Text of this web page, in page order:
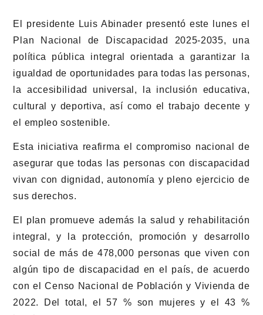
El presidente Luis Abinader presentó este lunes el
Plan Nacional de Discapacidad 2025-2035, una
política pública integral orientada a garantizar la
igualdad de oportunidades para todas las personas,
la accesibilidad universal, la inclusión educativa,
cultural y deportiva, así como el trabajo decente y
el empleo sostenible.
Esta iniciativa reafirma el compromiso nacional de
asegurar que todas las personas con discapacidad
vivan con dignidad, autonomía y pleno ejercicio de
sus derechos.
El plan promueve además la salud y rehabilitación
integral, y la protección, promoción y desarrollo
social de más de 478,000 personas que viven con
algún tipo de discapacidad en el país, de acuerdo
con el Censo Nacional de Población y Vivienda de
2022. Del total, el 57 % son mujeres y el 43 %